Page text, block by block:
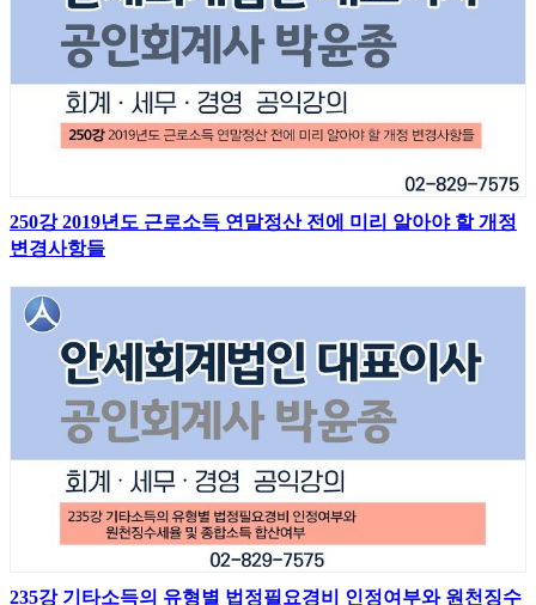
250강 2019년도 근로소득 연말정산 전에 미리 알아야 할 개정
변경사항들
235강 기타소득의 유형별 법정필요경비 인정여부와 원천징수